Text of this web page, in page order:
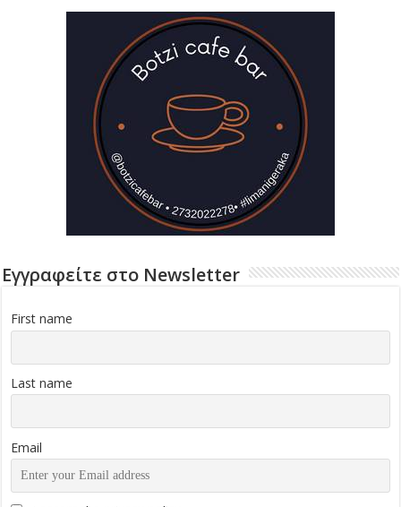
Εγγραφείτε στο Newsletter
First name
Last name
Email